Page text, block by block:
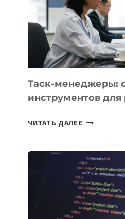
РАСШИРИЛАСЬ
ДО
102
СТРАН
Таск-менеджеры:
инструментов для
ЧИТАТЬ ДАЛЕЕ ТАСК-
ПОЛЕЗНЫХ
ДЛЯ
РАБОТЫ